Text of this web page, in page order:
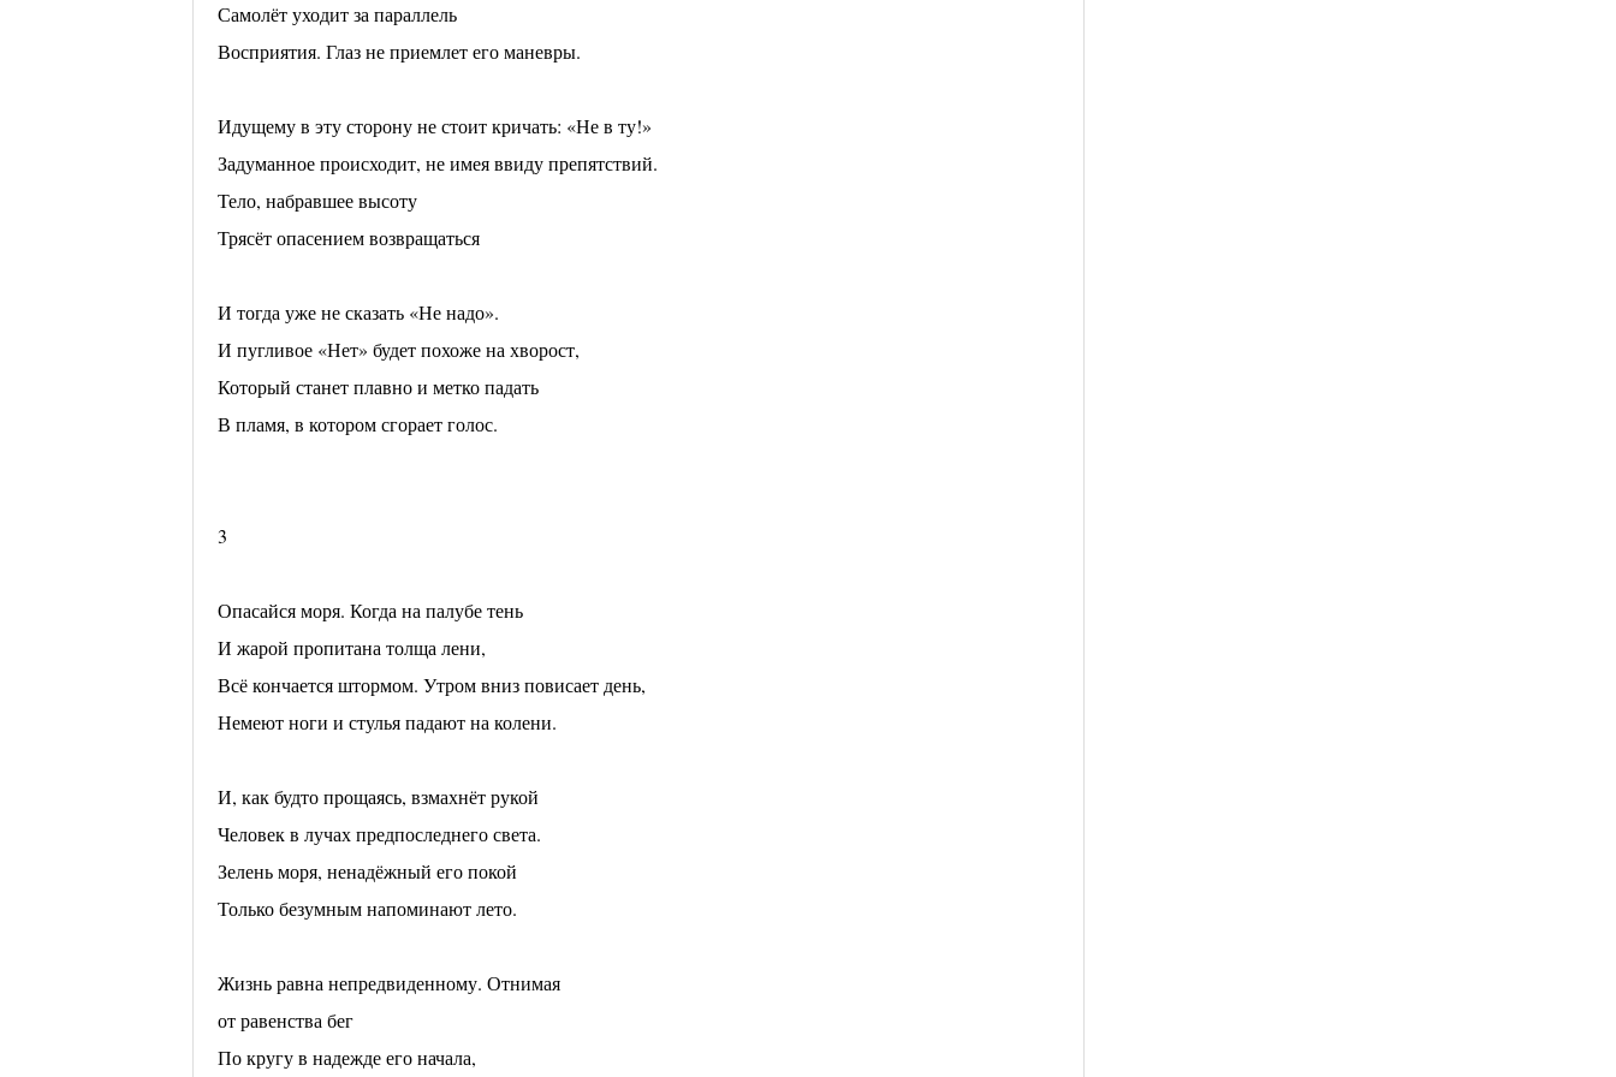
Самолёт уходит за параллель
Восприятия. Глаз не приемлет его маневры.
Идущему в эту сторону не стоит кричать: «Не в ту!»
Задуманное происходит, не имея ввиду препятствий.
Тело, набравшее высоту
Трясёт опасением возвращаться
И тогда уже не сказать «Не надо».
И пугливое «Нет» будет похоже на хворост,
Который станет плавно и метко падать
В пламя, в котором сгорает голос.
3
Опасайся моря. Когда на палубе тень
И жарой пропитана толща лени,
Всё кончается штормом. Утром вниз повисает день,
Немеют ноги и стулья падают на колени.
И, как будто прощаясь, взмахнёт рукой
Человек в лучах предпоследнего света.
Зелень моря, ненадёжный его покой
Только безумным напоминают лето.
Жизнь равна непредвиденному. Отнимая
от равенства бег
По кругу в надежде его начала,